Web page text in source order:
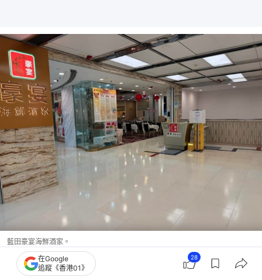
藍田豪宴海鮮酒家。
在Google
追蹤《香港01》
28